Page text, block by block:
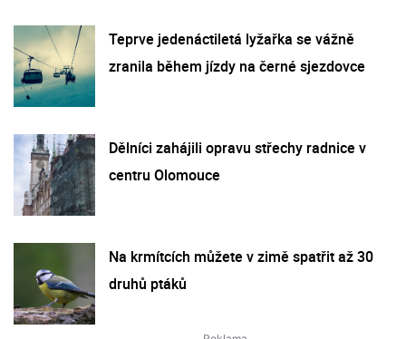
Teprve jedenáctiletá lyžařka se vážně
zranila během jízdy na černé sjezdovce
Dělníci zahájili opravu střechy radnice v
centru Olomouce
Na krmítcích můžete v zimě spatřit až 30
druhů ptáků